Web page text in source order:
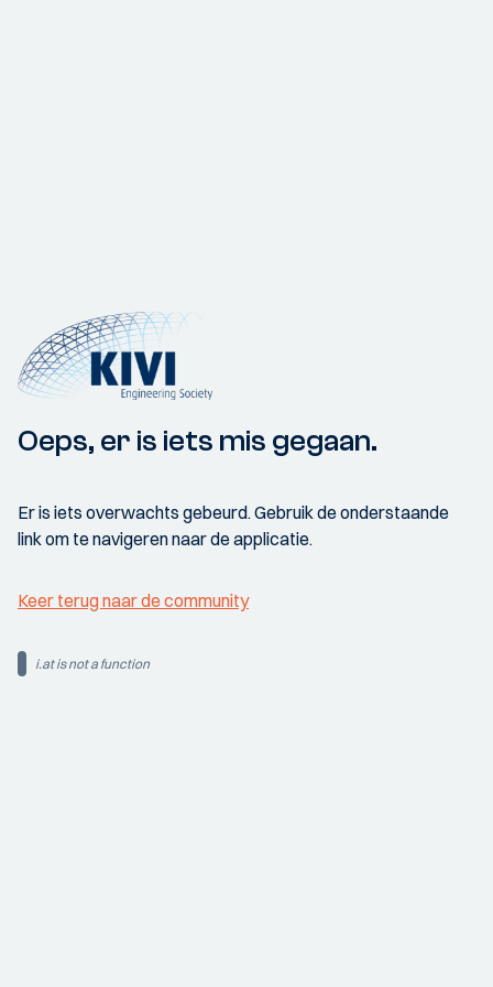
Oeps, er is iets mis gegaan.
Er is iets overwachts gebeurd. Gebruik de onderstaande
link om te navigeren naar de applicatie.
Keer terug naar de community
i.at is not a function